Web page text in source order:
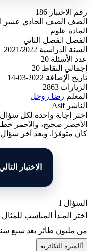
رقم الاختبار 186
الصف
الصف الحادي عشر
المادة
علوم
الفصل
الفصل الثاني
السنة الدراسية 2021/2022
عدد الأسئلة 20
إجمالي النقاط 20
تاريخ الإضافة 2022-03-14
الزيارات 2863
المعلم رضا زوحل
الناشر Asif
اختر إجابة واحدة لكل سؤال.
الأخضر صحيح، والأحمر
كان متوفرًا. وبعد آخر سؤال
الاختبار
السؤال 1
اختر المبدأ المناسب
من مليون طائر بعد سبع
الميزة التكاثرية